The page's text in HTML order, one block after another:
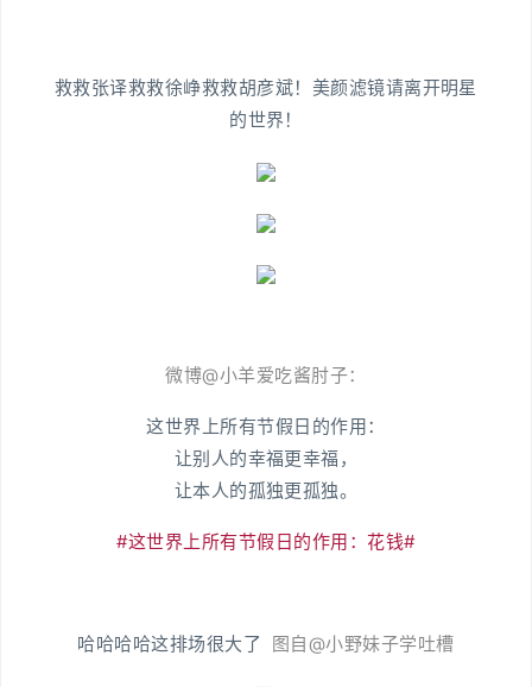
救救张译救救徐峥救救胡彦斌！美颜滤镜请离开明星
的世界！
微博@小羊爱吃酱肘子：
这世界上所有节假日的作用：
让别人的幸福更幸福，
让本人的孤独更孤独。
#这世界上所有节假日的作用：花钱#
哈哈哈哈这排场很大了 图自@小野妹子学吐槽